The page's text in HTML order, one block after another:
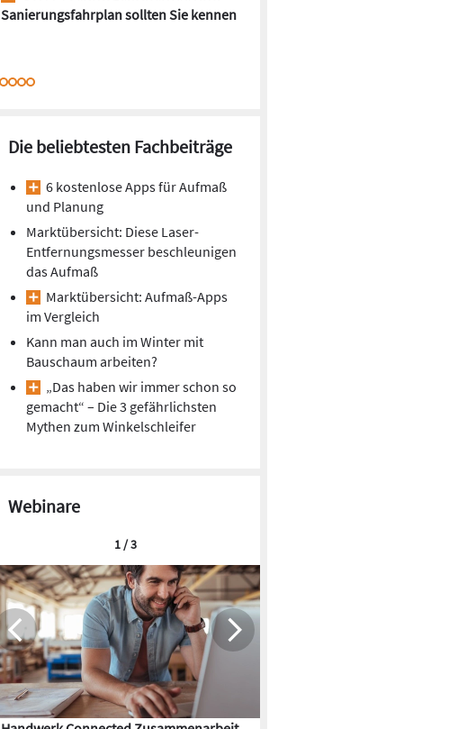
Sanierungsfahrplan sollten Sie kennen
Die beliebtesten Fachbeiträge
6 kostenlose Apps für Aufmaß
und Planung
Marktübersicht: Diese Laser-
Entfernungsmesser beschleunigen
das Aufmaß
Marktübersicht: Aufmaß-Apps
im Vergleich
Kann man auch im Winter mit
Bauschaum arbeiten?
„Das haben wir immer schon so
gemacht“ – Die 3 gefährlichsten
Mythen zum Winkelschleifer
Webinare
1 / 3